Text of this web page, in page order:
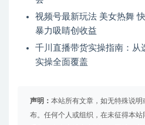
视频号最新玩法 美女热舞
暴力吸睛创收益
千川直播带货实操指南：从
实操全面覆盖
声明： 本站所有文章，如无特殊说
布。任何个人或组织，在未征得本站